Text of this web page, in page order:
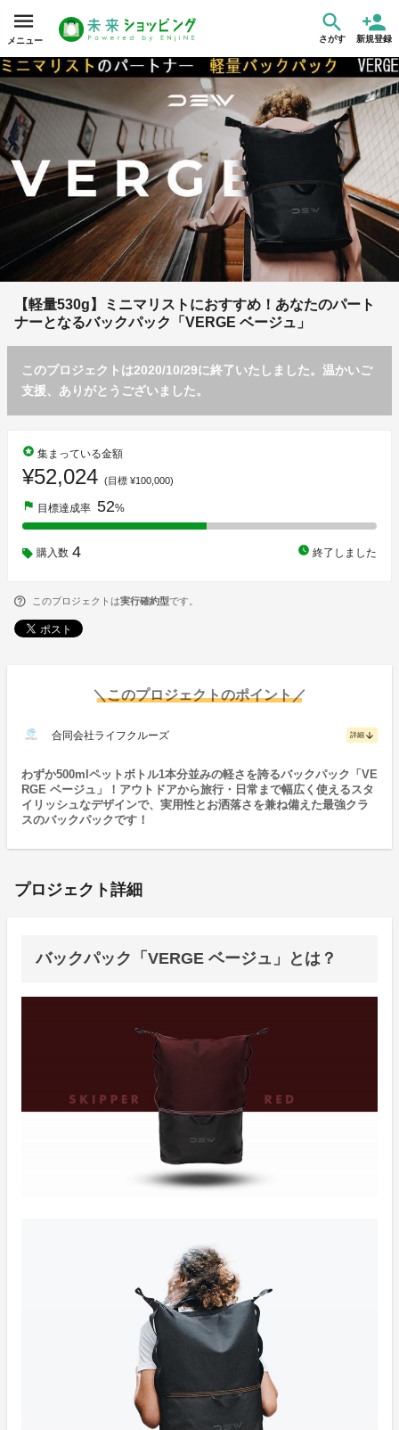
メニュー さがす 新規登録
【軽量530g】ミニマリストにおすすめ！あなたのパート
ナーとなるバックパック「VERGE ベージュ」
このプロジェクトは2020/10/29に終了いたしました。温かいご
支援、ありがとうございました。
stars 集まっている金額
¥52,024 (目標 ¥100,000)
flag 目標達成率 52%
購入数 4 watch_later 終了しました
このプロジェクトは実行確約型です。
＼このプロジェクトのポイント／
合同会社ライフクルーズ 詳細 arrow_downward
わずか500mlペットボトル1本分並みの軽さを誇るバックパック「VE
RGE ベージュ」！アウトドアから旅行・日常まで幅広く使えるスタ
イリッシュなデザインで、実用性とお洒落さを兼ね備えた最強クラ
スのバックパックです！
プロジェクト詳細
バックパック「VERGE ベージュ」とは？